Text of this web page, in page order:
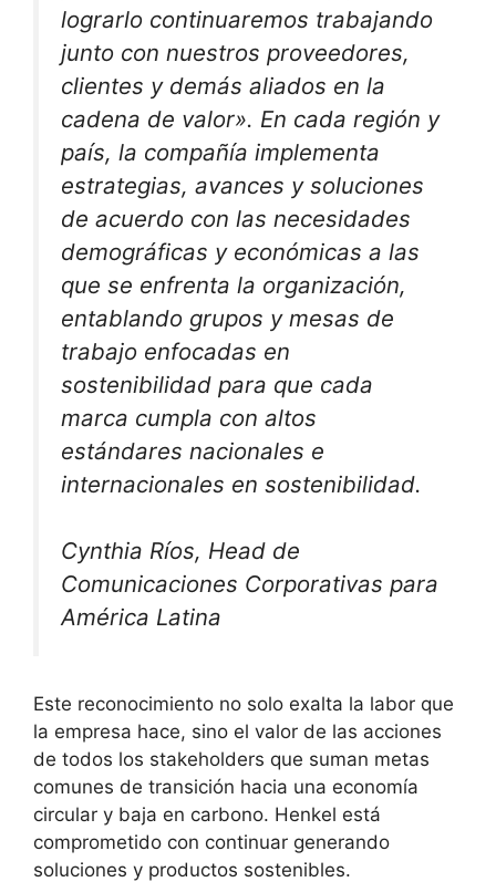
lograrlo continuaremos trabajando
junto con nuestros proveedores,
clientes y demás aliados en la
cadena de valor». En cada región y
país, la compañía implementa
estrategias, avances y soluciones
de acuerdo con las necesidades
demográficas y económicas a las
que se enfrenta la organización,
entablando grupos y mesas de
trabajo enfocadas en
sostenibilidad para que cada
marca cumpla con altos
estándares nacionales e
internacionales en sostenibilidad.
Cynthia Ríos, Head de
Comunicaciones Corporativas para
América Latina
Este reconocimiento no solo exalta la labor que
la empresa hace, sino el valor de las acciones
de todos los stakeholders que suman metas
comunes de transición hacia una economía
circular y baja en carbono. Henkel está
comprometido con continuar generando
soluciones y productos sostenibles.